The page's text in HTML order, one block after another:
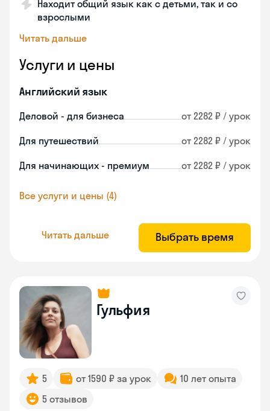
Находит общий язык как с детьми, так и со
взрослыми
Читать дальше
Услуги и цены
Английский язык
Деловой - для бизнеса от 2282 ₽ / урок
Для путешествий от 2282 ₽ / урок
Для начинающих - премиум от 2282 ₽ / урок
Все услуги и цены (4)
Читать дальше Выбрать время
Гульфия
5 от 1590 ₽ за урок
10 лет опыта
5 отзывов